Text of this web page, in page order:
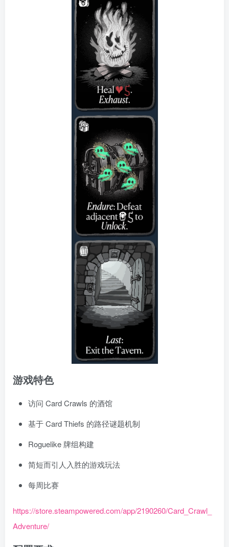
游戏特色
访问 Card Crawls 的酒馆
基于 Card Thiefs 的路径谜题机制
Roguelike 牌组构建
简短而引人入胜的游戏玩法
每周比赛
https://store.steampowered.com/app/2190260/Card_Crawl_
Adventure/